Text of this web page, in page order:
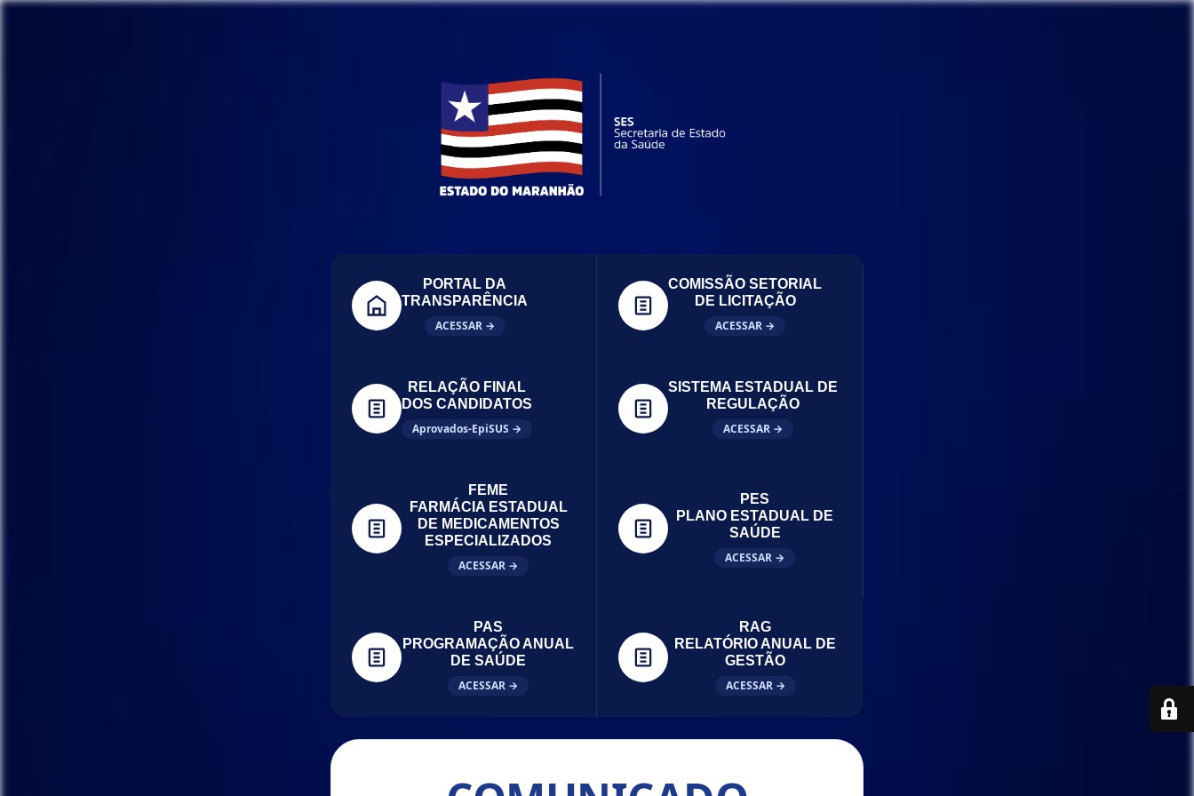
PORTAL DA
TRANSPARÊNCIA
ACESSAR →
COMISSÃO SETORIAL
DE LICITAÇÃO
ACESSAR →
RELAÇÃO FINAL
DOS CANDIDATOS
Aprovados-EpiSUS →
SISTEMA ESTADUAL DE
REGULAÇÃO
ACESSAR →
FEME
FARMÁCIA ESTADUAL
DE MEDICAMENTOS
ESPECIALIZADOS
ACESSAR →
PES
PLANO ESTADUAL DE
SAÚDE
ACESSAR →
PAS
PROGRAMAÇÃO ANUAL
DE SAÚDE
ACESSAR →
RAG
RELATÓRIO ANUAL DE
GESTÃO
ACESSAR →